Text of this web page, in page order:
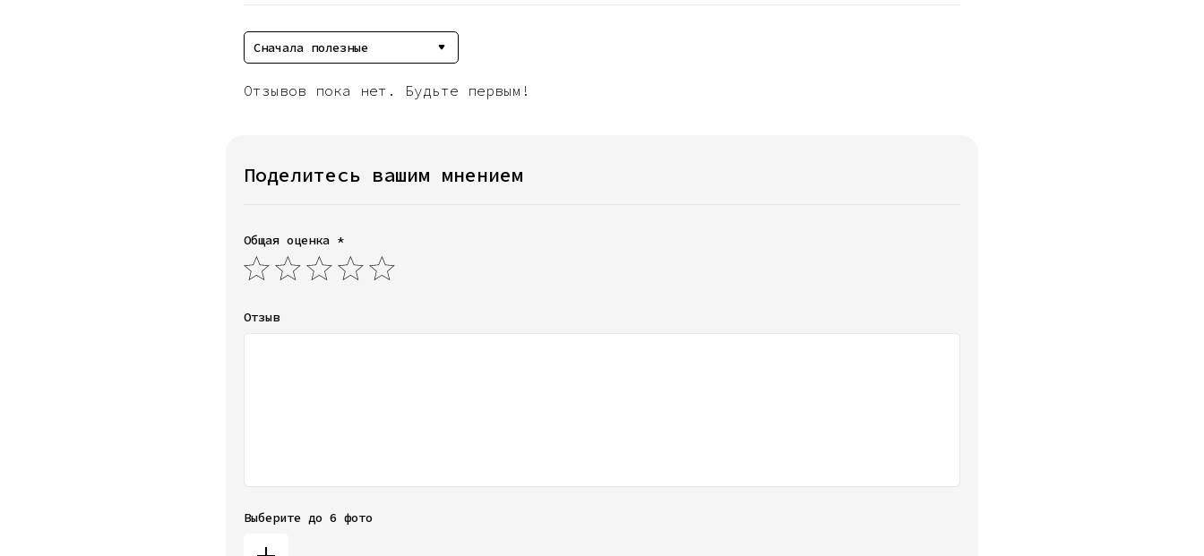
Сначала полезные
Отзывов пока нет. Будьте первым!
Поделитесь вашим мнением
Общая оценка *
Отзыв
Выберите до 6 фото